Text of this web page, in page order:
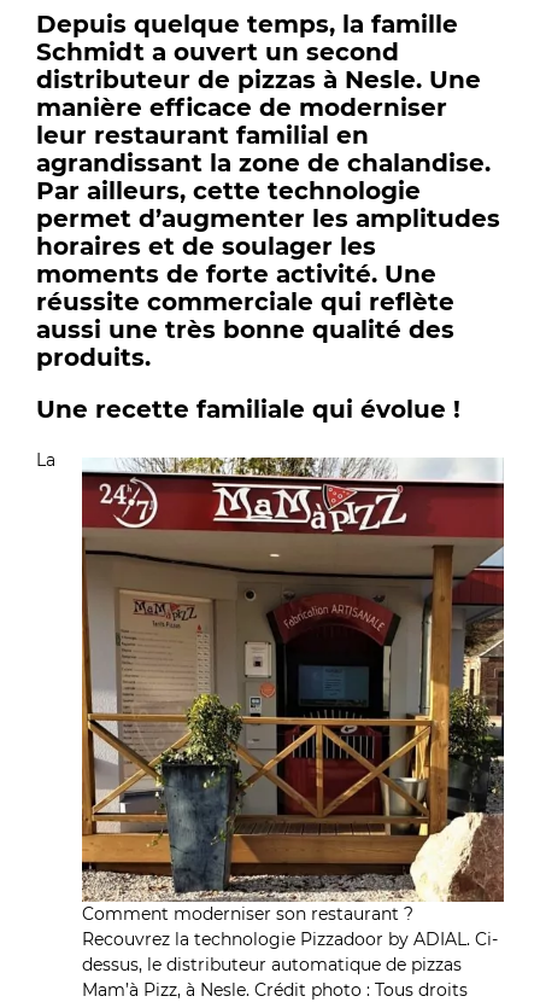
Depuis quelque temps, la famille
Schmidt a ouvert un second
distributeur de pizzas à Nesle. Une
manière efficace de moderniser
leur restaurant familial en
agrandissant la zone de chalandise.
Par ailleurs, cette technologie
permet d’augmenter les amplitudes
horaires et de soulager les
moments de forte activité. Une
réussite commerciale qui reflète
aussi une très bonne qualité des
produits.
Une recette familiale qui évolue !
Comment moderniser son restaurant ?
Recouvrez la technologie Pizzadoor by ADIAL. Ci-
dessus, le distributeur automatique de pizzas
Mam’à Pizz, à Nesle. Crédit photo : Tous droits
La